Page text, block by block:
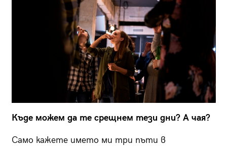
Къде можем да те срещнем тези дни? А чая?
Само кажете името ми три пъти в